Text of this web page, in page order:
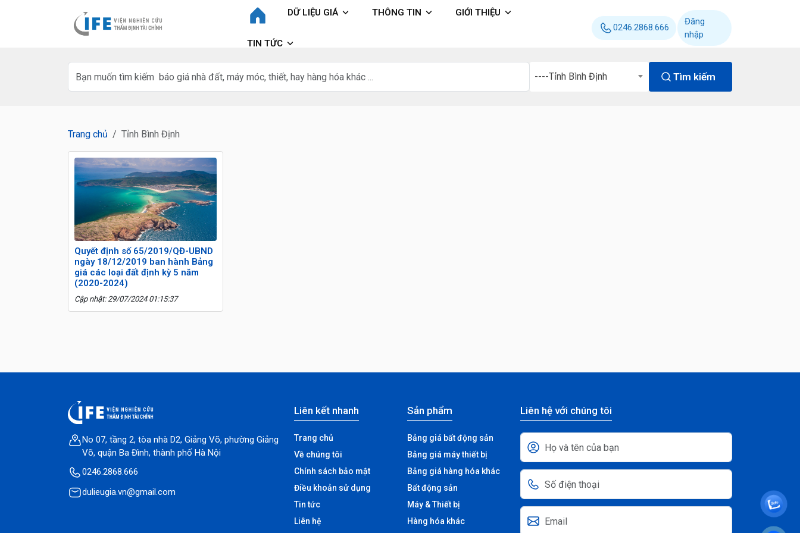
DỮ LIỆU GIÁ THÔNG TIN GIỚI THIỆU
TIN TỨC
0246.2868.666
Đăng
nhập
----Tỉnh Bình Định Tìm kiếm
Trang chủ Tỉnh Bình Định
Quyết định số 65/2019/QĐ-UBND
ngày 18/12/2019 ban hành Bảng
giá các loại đất định kỳ 5 năm
(2020-2024)
Cập nhật: 29/07/2024 01:15:37
No 07, tầng 2, tòa nhà D2, Giảng Võ, phường Giảng
Võ, quận Ba Đình, thành phố Hà Nội
0246.2868.666
dulieugia.vn@gmail.com
Liên kết nhanh
Trang chủ
Về chúng tôi
Chính sách bảo mật
Điều khoản sử dụng
Tin tức
Liên hệ
Sản phẩm
Bảng giá bất động sản
Bảng giá máy thiết bị
Bảng giá hàng hóa khác
Bất động sản
Máy & Thiết bị
Hàng hóa khác
Liên hệ với chúng tôi